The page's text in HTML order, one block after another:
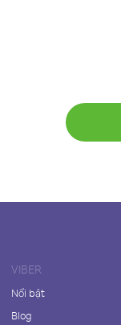
VIBER
Nổi bật
Blog